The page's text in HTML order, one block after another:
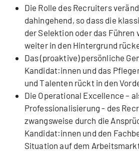
Die Rolle des Recruiters
dahingehend, so dass die
der Selektion oder das Führen
weiter in den Hintergrund
Das (proaktive) persönliche
Kandidat:innen und das
und Talenten rückt in den
Die Operational Excellence –
Professionalisierung - des
zwangsweise durch die
Kandidat:innen und den
Situation auf dem